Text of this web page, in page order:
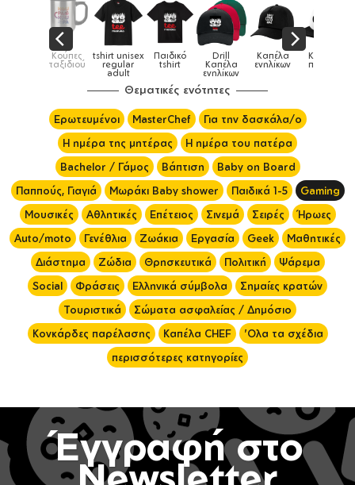
Παιδικό Drill
Καπέλα
Καπέλα
ενηλίκων
Καπέλα
παιδικά Κούπες Κούπες
ειδικές
Θεματικές ενότητες
Ερωτευμένοι MasterChef
Για την δασκάλα/ο
Η ημέρα της μητέρας
Η ημέρα του πατέρα
Bachelor / Γάμος
Βάπτιση
Baby on Board
Παππούς, Γιαγιά
Μωράκι Baby shower Παιδικά 1-5
Gaming
Μουσικές
Αθλητικές Επέτειος Σινεμά Σειρές
Ήρωες
Auto/moto
Γενέθλια Ζωάκια Εργασία Geek
Μαθητικές
Διάστημα
Ζώδια Θρησκευτικά Πολιτική
Ψάρεμα
Social
Φράσεις Ελληνικά σύμβολα
Σημαίες κρατών
Τουριστικά
Σώματα ασφαλείας / Δημόσιο
Κονκάρδες παρέλασης
Καπέλα CHEF
'Ολα τα σχέδια
περισσότερες κατηγορίες
Έγγραφή στο